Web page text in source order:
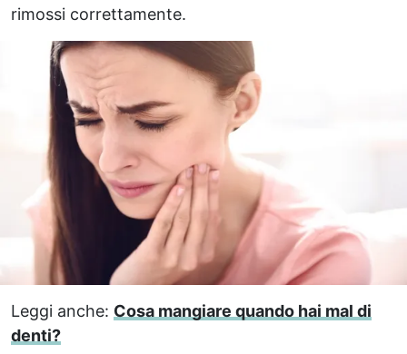
rimossi correttamente.
Leggi anche: Cosa mangiare quando hai mal di
denti?